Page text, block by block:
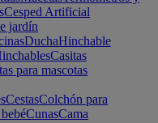
Cesped Artificial
jardín
DuchaHinchable
Casitas
para mascotas
CestasColchón para
CunasCama